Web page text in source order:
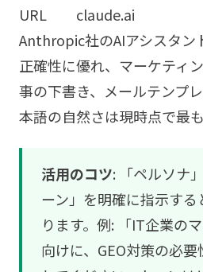
URL
claude.ai
Anthropic社のAIアシスタン
正確性に優れ、マーケティ
事の下書き、メールテンプ
本語の自然さは現時点で最
活用のコツ: 「ペルソナ
ーン」を明確に指示す
ります。例: 「IT企業の
向けに、GEO対策の必